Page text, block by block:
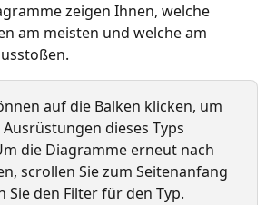
zeigen Ihnen, welche
am meisten und welche am
auf die Balken klicken, um
dieses Typs
die Diagramme erneut nach
scrollen Sie zum Seitenanfang
Sie den Filter für den Typ.